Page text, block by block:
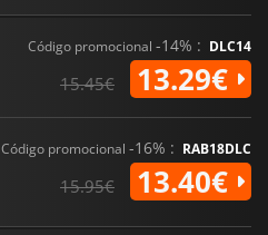
Código promocional -14% : DLC14
15.45€ 13.29€
Código promocional -16% : RAB18DLC
15.95€ 13.40€